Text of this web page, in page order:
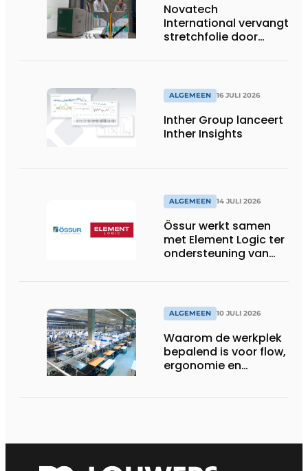
Novatech
International vervangt
stretchfolie door
ALGEMEEN 16 JULI 2026
Inther Group lanceert
Inther Insights
ALGEMEEN 14 JULI 2026
Össur werkt samen
met Element Logic ter
ondersteuning van
ALGEMEEN 10 JULI 2026
Waarom de werkplek
bepalend is voor flow,
ergonomie en